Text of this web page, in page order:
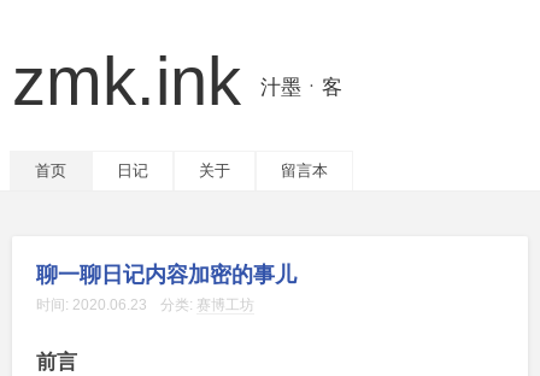
zmk.ink 汁墨ㆍ客
首页 日记 关于 留言本
聊一聊日记内容加密的事儿
时间: 2020.06.23 分类: 赛博工坊
前言